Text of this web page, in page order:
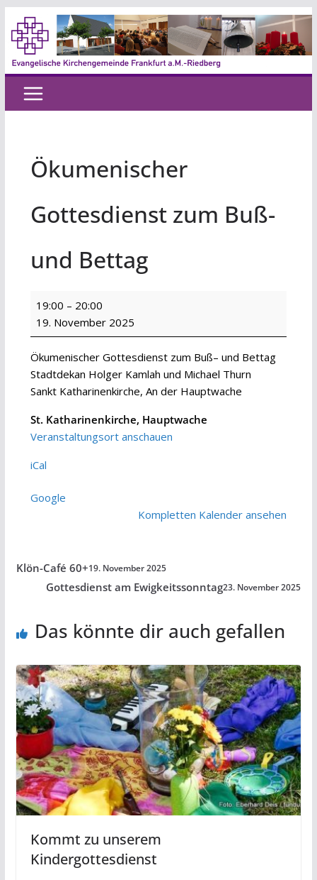
Zum
Inhalt
springen
Ökumenischer
Gottesdienst zum Buß-
und Bettag
Gottesdienst
Buß-
19:00 – 20:00
19. November 2025
Ökumenischer Gottesdienst zum Buß– und Bettag
Stadtdekan Holger Kamlah und Michael Thurn
Sankt Katharinenkirche, An der Hauptwache
St. Katharinenkirche, Hauptwache
Veranstaltungsort anschauen
iCal
Google
Kompletten Kalender ansehen
Klön-Café 60+19. November 2025
Gottesdienst am Ewigkeitssonntag23. November 2025
Das könnte dir auch gefallen
Kommt zu unserem
Kindergottesdienst